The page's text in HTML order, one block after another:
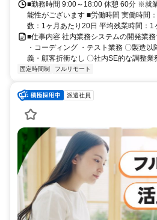
■勤務時間 9:00～18:00 休憩 60分 ※就
能性がございます ■労働時間 実働時間
数：1ヶ月あたり20日 平均残業時間：1
■仕事内容 社内業務システムの開発業
・コーディング ・テスト業務 〇製造
義・顧客折衝なし 〇社内SE的な調整業
固定時間制 フルリモート
派遣社員